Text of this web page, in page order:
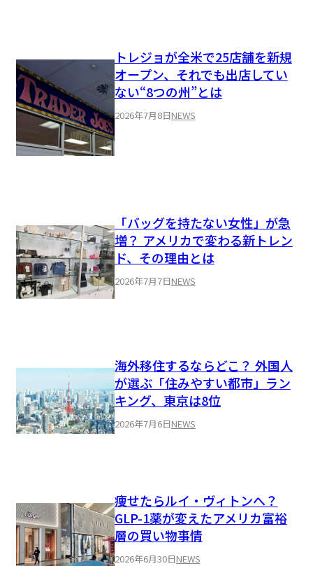
トレジョが全米で25店舗を新規
オープン、それでも出店してい
ない“8つの州”とは
2026年7月8日NEWS
「バッグを持たない女性」が急
増？ アメリカで変わる新トレン
ド、その理由とは
2026年7月7日NEWS
海外移住するならどこ？ 外国人
が選ぶ「住みやすい都市」ラン
キング、東京は8位
2026年7月6日NEWS
痩せたらルイ・ヴィトンへ？
GLP-1薬が変えたアメリカ富裕
層の買い物事情
2026年6月30日NEWS